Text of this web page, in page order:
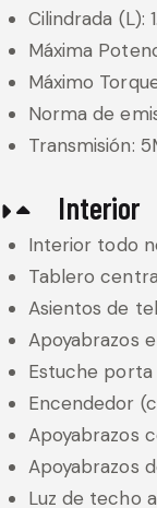
Cilindrada (L):
Máxima
Máximo
Norma de
Transmisión:
Interior
Interior todo
Tablero
Asientos de
Apoyabrazos
Estuche porta
Encendedor
Apoyabrazos
Apoyabrazos
Luz de techo